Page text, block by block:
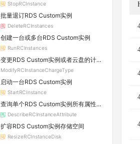
StopRCInstance
批量退订RDS Custom实例
DeleteRCInstances
创建一台或多台RDS Custom实例
RunRCInstances
变更RDS Custom实例或者云盘的计费方式
ModifyRCInstanceChargeType
启动一台RDS Custom实例
StartRCInstance
查询单个RDS Custom实例所有属性信息
DescribeRCInstanceAttribute
扩容RDS Custom实例存储空间
ResizeRCInstanceDisk